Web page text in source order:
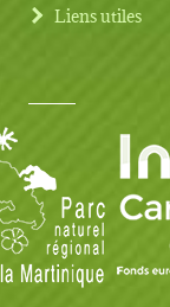
Liens utiles